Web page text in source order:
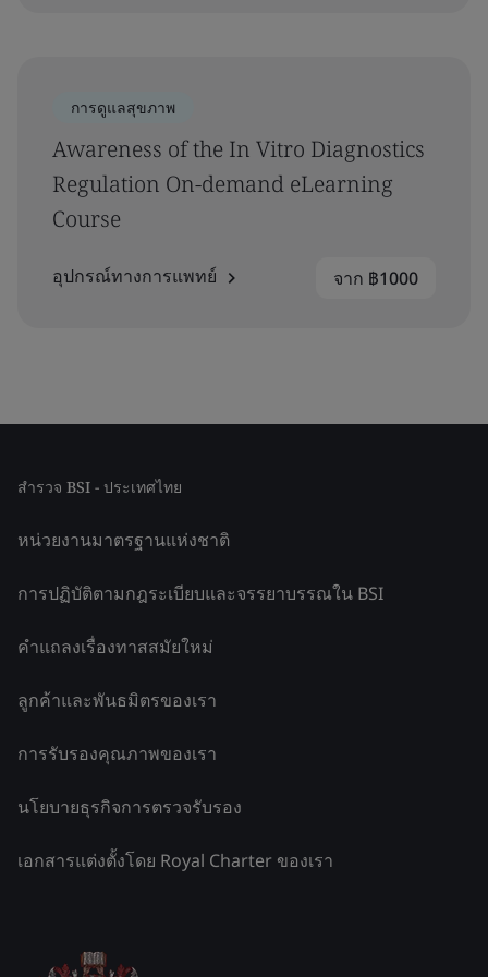
การดูแลสุขภาพ
Awareness of the In Vitro Diagnostics
Regulation On-demand eLearning
Course
อุปกรณ์ทางการแพทย์ จาก ฿1000
สำรวจ BSI - ประเทศไทย
หน่วยงานมาตรฐานแห่งชาติ
การปฏิบัติตามกฎระเบียบและจรรยาบรรณใน BSI
คำแถลงเรื่องทาสสมัยใหม่
ลูกค้าและพันธมิตรของเรา
การรับรองคุณภาพของเรา
นโยบายธุรกิจการตรวจรับรอง
เอกสารแต่งตั้งโดย Royal Charter ของเรา